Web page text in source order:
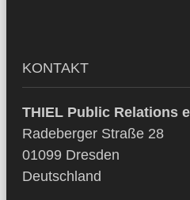
KONTAKT
THIEL Public Relations
Radeberger Straße 28
01099 Dresden
Deutschland